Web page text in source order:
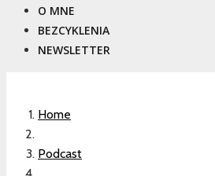
O MNE
BEZCYKLENIA
NEWSLETTER
Home
Podcast